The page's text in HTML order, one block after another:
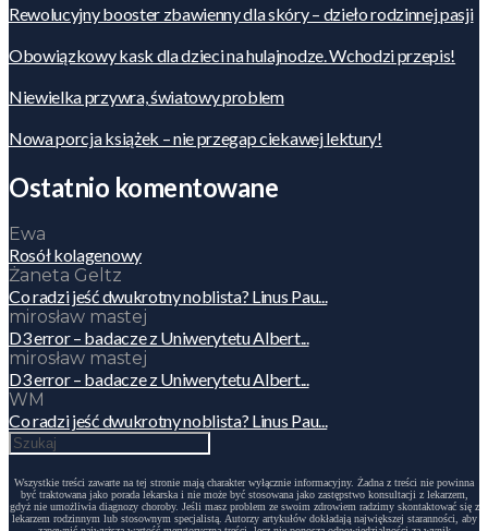
Rewolucyjny booster zbawienny dla skóry – dzieło rodzinnej pasji
Obowiązkowy kask dla dzieci na hulajnodze. Wchodzi przepis!
Niewielka przywra, światowy problem
Nowa porcja książek – nie przegap ciekawej lektury!
Ostatnio komentowane
Ewa
Rosół kolagenowy
Żaneta Geltz
Co radzi jeść dwukrotny noblista? Linus Pau...
mirosław mastej
D3 error – badacze z Uniwerytetu Albert...
mirosław mastej
D3 error – badacze z Uniwerytetu Albert...
WM
Co radzi jeść dwukrotny noblista? Linus Pau...
Wszystkie treści zawarte na tej stronie mają charakter wyłącznie informacyjny. Żadna z treści nie powinna
być traktowana jako porada lekarska i nie może być stosowana jako zastępstwo konsultacji z lekarzem,
gdyż nie umożliwia diagnozy choroby. Jeśli masz problem ze swoim zdrowiem radzimy skontaktować się z
lekarzem rodzinnym lub stosownym specjalistą. Autorzy artykułów dokładają największej staranności, aby